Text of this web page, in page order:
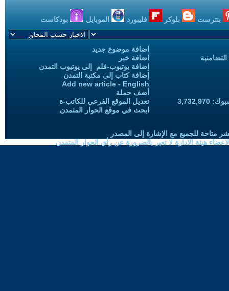
بنترست بلوكر فليبورد الموبايل بودكاست
اضافة موضوع جديد
اضافة خبر
إضافة يوتيوب-فلم إلى يوتيوب التمدن
إضافة كتاب إلى مكتبة التمدن
Add new article - English
أضف حملة
تعديل الموقع الفرعي للكاتب-ة
ابحث في موقع الحوار المتمدن
متاحة للجميع مع الإشارة إلى المصدر
هيئة الادارة لا تعبر بالضرورة عن رأي الحوار المتمدن